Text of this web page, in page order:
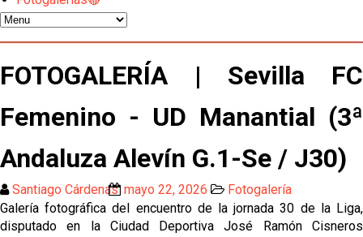
Previa | El Sevilla FC cierra la pretemporada con el
El Sevilla pone sus ojos en Ellyes Skhiri
Patrick Mercado no jugará en el Sevilla FC
El Sevilla FC pregunta al Atlético de Madrid por la
situación de Iker Luque
Nico Guillén:"Es importante que el equipo sea una
FOTOGALERÍA | Sevilla FC
Femenino - UD Manantial (3ª
Andaluza Alevín G.1-Se / J30)
Santiago Cárdenas mayo 22, 2026
Fotogalería
Galería fotográfica del encuentro de la jornada 30 de la Liga,
disputado en la Ciudad Deportiva José Ramón Cisneros